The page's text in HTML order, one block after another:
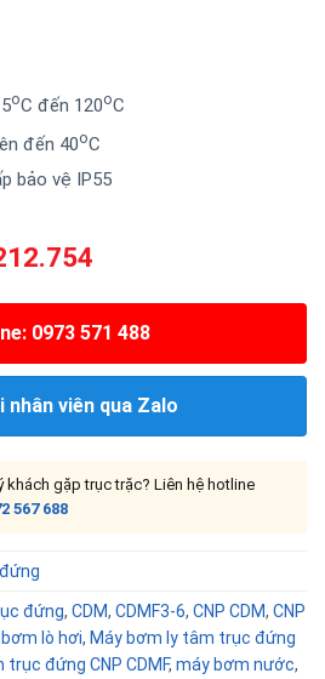
oC đến 120oC
đến 40oC
bảo vệ IP55
0973 571 488
nhân viên qua Zalo
khách gặp trục trặc? Liên hệ hotline
567 688
đứng, CDM, CDMF3-6, CNP CDM, CNP
lò hơi, Máy bơm ly tâm trục đứng
đứng CNP CDMF, máy bơm nước,